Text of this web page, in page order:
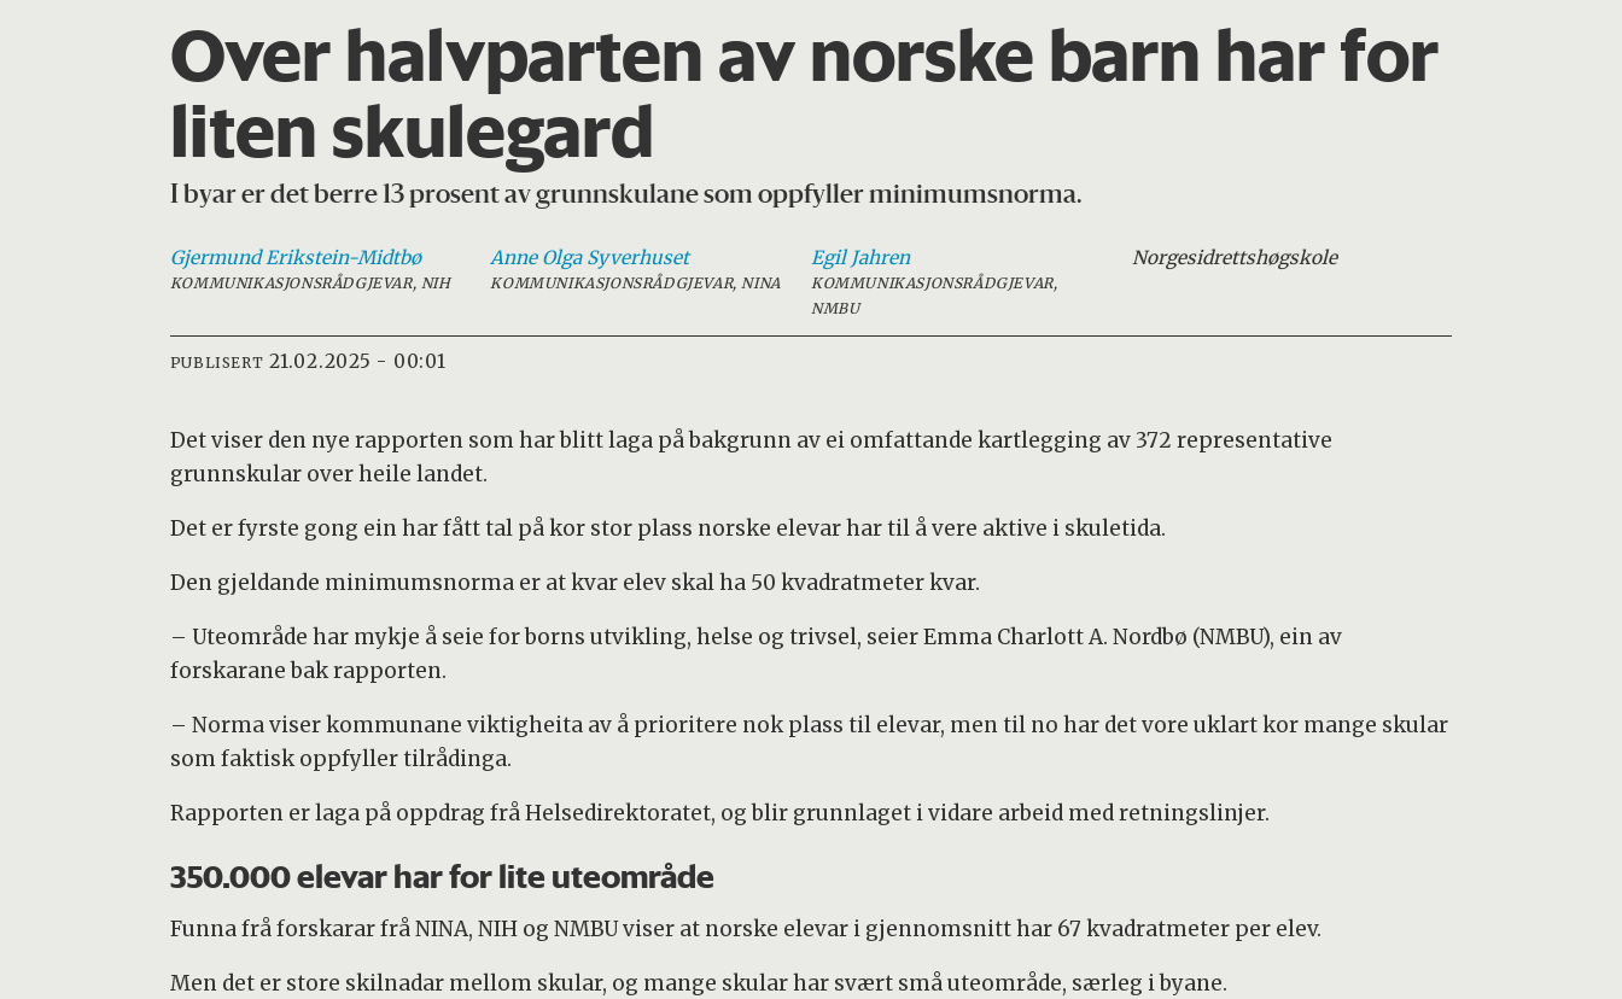
Over halvparten av norske barn har for
liten skulegard
I byar er det berre 13 prosent av grunnskulane som oppfyller minimumsnorma.
Gjermund Erikstein-Midtbø
KOMMUNIKASJONSRÅDGJEVAR, NIH
Anne Olga Syverhuset
KOMMUNIKASJONSRÅDGJEVAR, NINA
Egil Jahren
KOMMUNIKASJONSRÅDGJEVAR,
NMBU
Norgesidrettshøgskole
PUBLISERT 21.02.2025 - 00:01
Det viser den nye rapporten som har blitt laga på bakgrunn av ei omfattande kartlegging av 372 representative
grunnskular over heile landet.
Det er fyrste gong ein har fått tal på kor stor plass norske elevar har til å vere aktive i skuletida.
Den gjeldande minimumsnorma er at kvar elev skal ha 50 kvadratmeter kvar.
– Uteområde har mykje å seie for borns utvikling, helse og trivsel, seier Emma Charlott A. Nordbø (NMBU), ein av
forskarane bak rapporten.
– Norma viser kommunane viktigheita av å prioritere nok plass til elevar, men til no har det vore uklart kor mange skular
som faktisk oppfyller tilrådinga.
Rapporten er laga på oppdrag frå Helsedirektoratet, og blir grunnlaget i vidare arbeid med retningslinjer.
350.000 elevar har for lite uteområde
Funna frå forskarar frå NINA, NIH og NMBU viser at norske elevar i gjennomsnitt har 67 kvadratmeter per elev.
Men det er store skilnadar mellom skular, og mange skular har svært små uteområde, særleg i byane.